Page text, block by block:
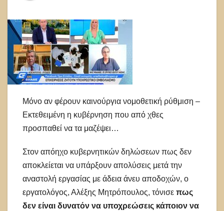
Μόνο αν φέρουν καινούργια νομοθετική ρύθμιση –
Εκτεθειμένη η κυβέρνηση που από χθες
προσπαθεί να τα μαζέψει…
Στον απόηχο κυβερνητικών δηλώσεων πως δεν
αποκλείεται να υπάρξουν απολύσεις μετά την
αναστολή εργασίας με άδεια άνευ αποδοχών, ο
εργατολόγος, Αλέξης Μητρόπουλος, τόνισε πως
δεν είναι δυνατόν να υποχρεώσεις κάποιον να